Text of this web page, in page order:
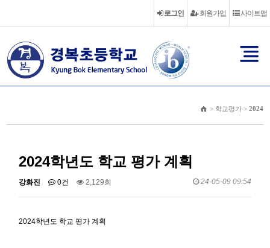
사이트맵
회원가입
로그인
> 학교평가 > 2024
2024학년도 학교 평가 계획
강화진 0건 2,129회 24-05-09 09:54
2024학년도 학교 평가 계획